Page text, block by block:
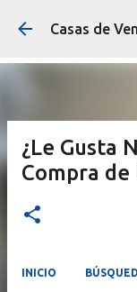
Ir
Casas de
¿Le Gusta
Compra de
INICIO